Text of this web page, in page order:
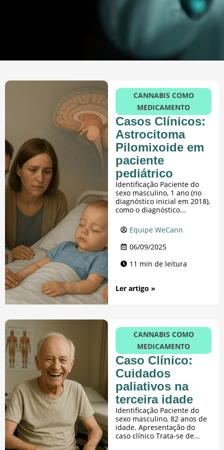
CANNABIS COMO
MEDICAMENTO
Casos Clínicos:
Astrocitoma
Pilomixoide em
paciente
pediátrico
Identificação Paciente do
sexo masculino, 1 ano (no
diagnóstico inicial em 2018),
como o diagnóstico...
Equipe WeCann
06/09/2025
11 min de leitura
Ler artigo »
CANNABIS COMO
MEDICAMENTO
Caso Clínico:
Cuidados
paliativos na
terceira idade
Identificação Paciente do
sexo masculino, 82 anos de
idade. Apresentação do
caso clínico Trata-se de...